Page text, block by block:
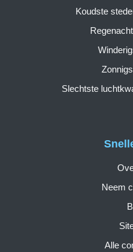
Neem
Alle
Koudste
Slechtste